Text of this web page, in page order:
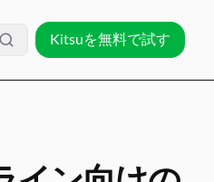
Kitsuを無料で試す